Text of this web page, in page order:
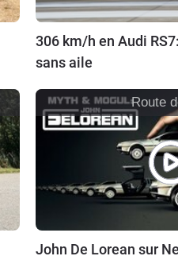
306 km/h en Audi
sans aile
Route
John De Lorean sur